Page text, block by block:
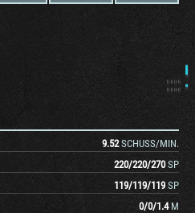
9.52 SCHUSS/MIN.
220/220/270 SP
119/119/119 SP
0/0/1.4 M